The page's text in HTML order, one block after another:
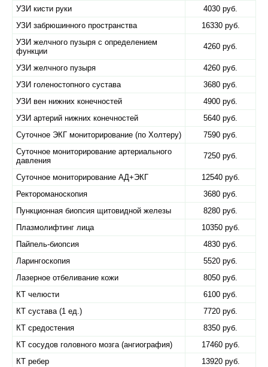
УЗИ кисти руки
4030 руб.
УЗИ забрюшинного пространства
16330 руб.
УЗИ желчного пузыря с определением
функции
4260 руб.
УЗИ желчного пузыря
4260 руб.
УЗИ голеностопного сустава
3680 руб.
УЗИ вен нижних конечностей
4900 руб.
УЗИ артерий нижних конечностей
5640 руб.
Суточное ЭКГ мониторирование (по Холтеру)
7590 руб.
Суточное мониторирование артериального
давления
7250 руб.
Суточное мониторирование АД+ЭКГ
12540 руб.
Ректороманоскопия
3680 руб.
Пункционная биопсия щитовидной железы
8280 руб.
Плазмолифтинг лица
10350 руб.
Пайпель-биопсия
4830 руб.
Ларингоскопия
5520 руб.
Лазерное отбеливание кожи
8050 руб.
КТ челюсти
6100 руб.
КТ сустава (1 ед.)
7720 руб.
КТ средостения
8350 руб.
КТ сосудов головного мозга (ангиография)
17460 руб.
КТ ребер
13920 руб.